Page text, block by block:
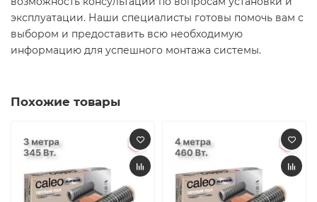
эксплуатации. Наши специалисты готовы помочь вам с
выбором и предоставить всю необходимую
информацию для успешного монтажа системы.​
Похожие товары